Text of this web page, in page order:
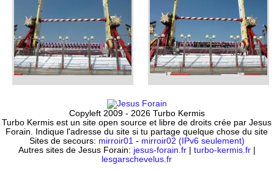
Copyleft 2009 - 2026 Turbo Kermis
Turbo Kermis est un site open source et libre de droits crée par Jesus
Forain. Indique l'adresse du site si tu partage quelque chose du site
Sites de secours: mirroir01 - mirroir02 (IPv6 seulement)
Autres sites de Jesus Forain: jesus-forain.fr| turbo-kermis.fr|
lesgarschevelus.fr